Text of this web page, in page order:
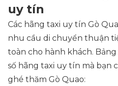
uy tín
Các hãng taxi uy tín Gò
nhu cầu di chuyển thuận
toàn cho hành khách.
số hãng taxi uy tín mà bạn
ghé thăm Gò Quao: